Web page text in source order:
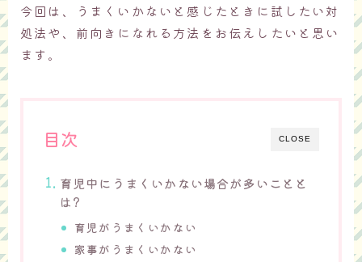
今回は、うまくいかないと感じたときに試したい対
処法や、前向きになれる方法をお伝えしたいと思い
ます。
CLOSE
目次
育児中にうまくいかない場合が多いことと
は?
育児がうまくいかない
家事がうまくいかない